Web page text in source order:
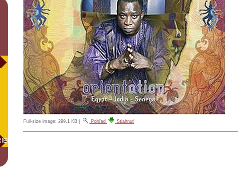
Full-size image: 299.1 KB Pohľad Stiahnuť